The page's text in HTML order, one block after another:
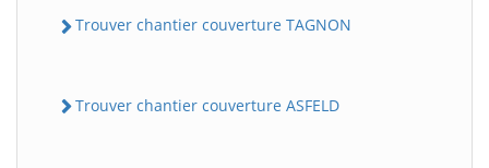
Trouver chantier couverture TAGNON
Trouver chantier couverture ASFELD